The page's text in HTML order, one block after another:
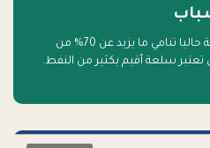
تشهد المملكة العربية السعودية حاليا تنامي ما يزيد عن 70% من
تعتبر سلعة أقيم بكثير من النفط.